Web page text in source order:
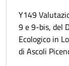
Y149
9 e 9-bis, del
Ecologico in
di Ascoli